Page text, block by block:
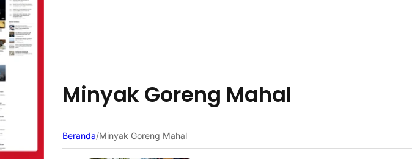
Minyak Goreng Mahal
Beranda/Minyak Goreng Mahal